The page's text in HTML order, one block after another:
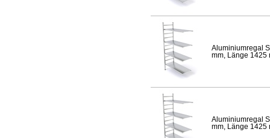
Aluminiumregal
mm, Länge 1425
Aluminiumregal
mm, Länge 1425